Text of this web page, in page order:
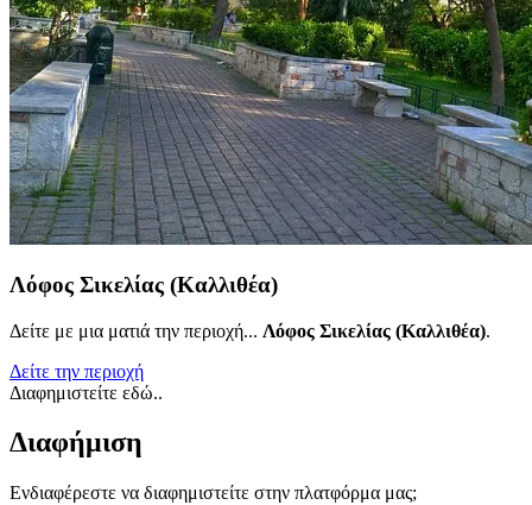
Λόφος Σικελίας (Καλλιθέα)
Δείτε με μια ματιά την περιοχή... Λόφος Σικελίας (Καλλιθέα).
Δείτε την περιοχή
Διαφημιστείτε εδώ..
Διαφήμιση
Ενδιαφέρεστε να διαφημιστείτε στην πλατφόρμα μας;